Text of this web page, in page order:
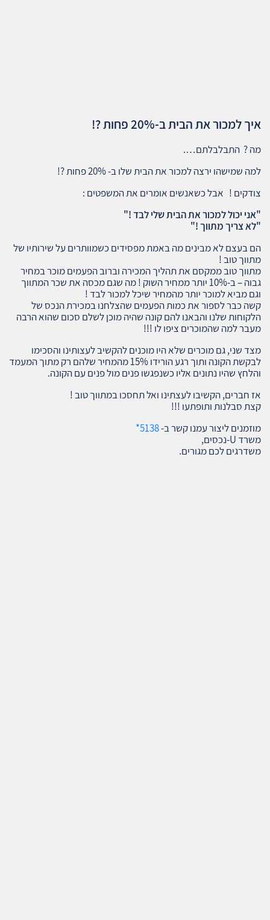
איך למכור את הבית ב-20% פחות ?!
מה ? התבלבלתם….
למה שמישהו ירצה למכור את הבית שלו ב- 20% פחות ?!
צודקים ! אבל כשאנשים אומרים את המשפטים :
"אני יכול למכור את הבית שלי לבד !"
"לא צריך מתווך !"
הם בעצם לא מבינים מה באמת מפסידים כשמוותרים על שירותיו של
מתווך טוב !
מתווך טוב ממקסם את תהליך המכירה וברוב הפעמים מוכר במחיר
גבוה – ב-10% יותר ממחיר השוק ! מה שגם מכסה את שכר המתווך
וגם מביא למוכר יותר מהמחיר שיכל למכור לבד !
קשה כבר לספור את כמות הפעמים שהצלחנו במכירת הנכס של
הלקוחות שלנו והבאנו להם קונה שהיה מוכן לשלם סכום שהוא הרבה
מעבר למה שהמוכרים ציפו לו !!!
מצד שני, גם מוכרים שלא היו מוכנים להקשיב לעצותינו והסכימו
לבקשת הקונה ותוך רגע הורידו 15% מהמחיר שלהם רק מתוך המעמד
והלחץ שהיו נתונים אליו כשנפגשו פנים מול פנים עם הקונה.
אז חברים, הקשיבו לעצתינו ואל תחסכו במתווך טוב !
קצת סבלנות ותופתעו !!!
מוזמנים ליצור עמנו קשר ב-5138*
משרד U-נכסים,
משדרגים לכם מגורים.